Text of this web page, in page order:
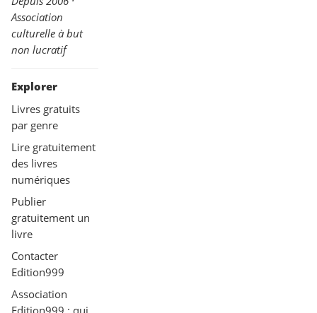
Association
culturelle à but
non lucratif
Explorer
Livres gratuits
par genre
Lire gratuitement
des livres
numériques
Publier
gratuitement un
livre
Contacter
Edition999
Association